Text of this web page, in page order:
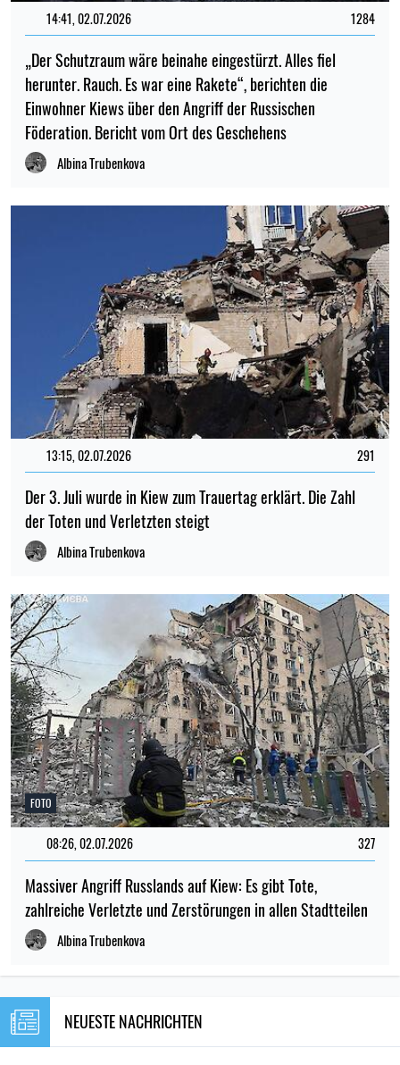
14:41, 02.07.2026 1284
„Der Schutzraum wäre beinahe eingestürzt. Alles fiel
herunter. Rauch. Es war eine Rakete“, berichten die
Einwohner Kiews über den Angriff der Russischen
Föderation. Bericht vom Ort des Geschehens
Albina Trubenkova
13:15, 02.07.2026 291
Der 3. Juli wurde in Kiew zum Trauertag erklärt. Die Zahl
der Toten und Verletzten steigt
Albina Trubenkova
FOTO
08:26, 02.07.2026 327
Massiver Angriff Russlands auf Kiew: Es gibt Tote,
zahlreiche Verletzte und Zerstörungen in allen Stadtteilen
Albina Trubenkova
NEUESTE NACHRICHTEN